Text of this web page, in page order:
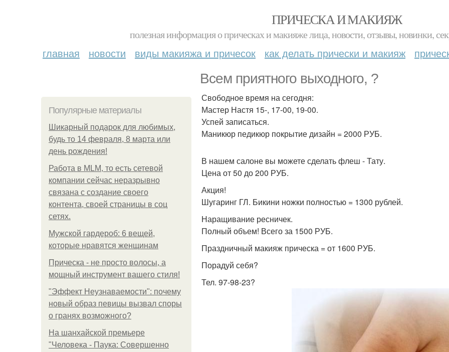
ПРИЧЕСКА И МАКИЯЖ
полезная информация о прическах и макияже лица, новости, отзывы, новинки,
главная новости виды макияжа и причесок как делать прически и макияж
Всем приятного выходного, ?
Популярные материалы
Шикарный подарок для любимых,
будь то 14 февраля, 8 марта или
день рождения!
Работа в MLM, то есть сетевой
компании сейчас неразрывно
связана с создание своего
контента, своей страницы в соц
сетях.
Мужской гардероб: 6 вещей,
которые нравятся женщинам
Прическа - не просто волосы, а
мощный инструмент вашего стиля!
"Эффект Неузнаваемости": почему
новый образ певицы вызвал споры
о гранях возможного?
На шанхайской премьере
"Человека - Паука: Совершенно
Свободное время на сегодня:
Мастер Настя 15-, 17-00, 19-00.
Успей записаться.
Маникюр педикюр покрытие дизайн = 2000 РУБ.
В нашем салоне вы можете сделать флеш - Тату.
Цена от 50 до 200 РУБ.
Акция!
Шугаринг ГЛ. Бикини ножки полностью = 1300 рублей.
Наращивание ресничек.
Полный объем! Всего за 1500 РУБ.
Праздничный макияж прическа = от 1600 РУБ.
Порадуй себя?
Тел. 97-98-23?